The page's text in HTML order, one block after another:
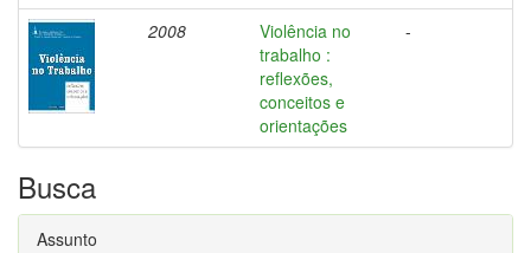
2008
Violência no
trabalho :
reflexões,
conceitos e
orientações
-
Busca
Assunto